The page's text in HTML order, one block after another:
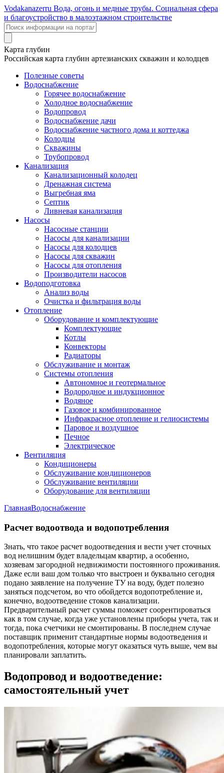
Vodakanazerru Вода, огонь и медные трубы. Социальная сфера
и благоустройство в малоэтажном строительстве
Карта глубин
Российская карта глубин артезианских скважин и колодцев
Полезные советы
Водоснабжение
Горячее водоснабжение
Холодное водоснабжение
Водопровод
Водоснабжение дачи
Водоснабжение частного дома и коттеджа
Колодцы
Скважины
Трубопровод
Канализация
Канализационный колодец
Дренажная система
Выгребная яма
Септик
Ливневая канализация
Насосы
Насосные станции
Насосы для канализации
Насосы для колодцев
Насосы для скважин
Насосы для отопления
Производители насосов
Водоподготовка
Анализ воды
Очистка и фильтрация воды
Отопление
Оборудование и комплектующие
Комплектующие
Котлы
Конвекторы
Радиаторы
Обслуживание и монтаж
Системы отопления
Автономное и геотермальное
Водородное и индукционное
Водяное
Газовое и комбинированное
Инфракрасное отопление и гелиосистемы
Паровое и воздушное
Печное
Электрическое
Вентиляция
Кондиционеры
Обслуживание кондиционеров
Обслуживание вентиляции
Оборудование для вентиляции
ГлавнаяВодоснабжение
Расчет водоотвода и водопотребления
Знать, что такое расчет водоотведения и вести учет сточных
вод нелишним будет владельцам квартир, а особенно,
хозяевам загородной недвижимости постоянного проживания.
Даже если ваш дом только что выстроен и буквально сегодня
подано заявление на получение ТУ на воду, будет полезно
заняться подсчетом, во что обойдется водопотребление и,
конечно, водоотведение стоков канализации.
Предварительный расчет суммы поможет соорентироваться
как в том случае, когда уже установлены приборы учета, так и
тогда, пока счетчики не смонтированы. В последнем случае
поставщик применит стандартные нормы водоотведения и
водопотребления, которые могут оказаться чуть выше, чем вы
планировали заплатить.
Водопровод и водоотведение:
самостоятельный учет